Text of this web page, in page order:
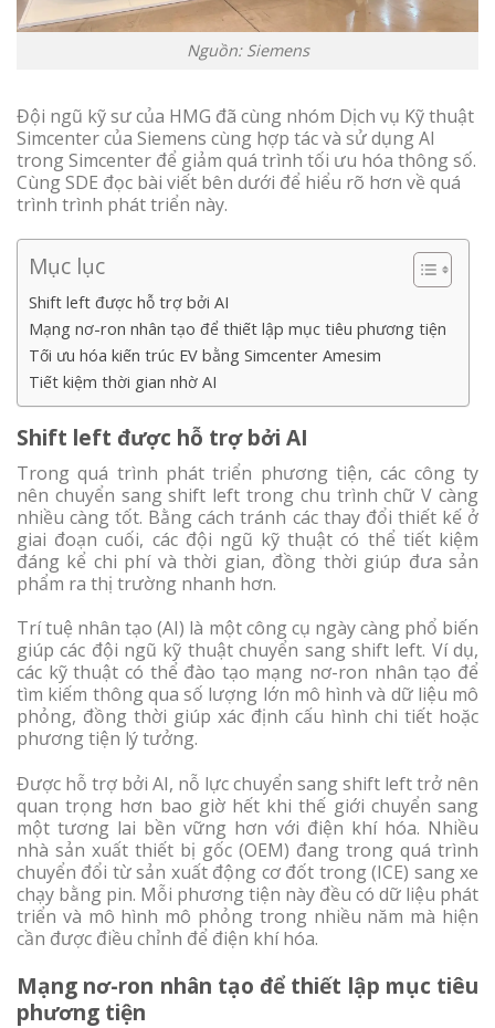
Nguồn: Siemens
Đội ngũ kỹ sư của HMG đã cùng nhóm Dịch vụ Kỹ thuật
Simcenter của Siemens cùng hợp tác và sử dụng AI
trong Simcenter để giảm quá trình tối ưu hóa thông số.
Cùng SDE đọc bài viết bên dưới để hiểu rõ hơn về quá
trình trình phát triển này.
Mục lục
Shift left được hỗ trợ bởi AI
Mạng nơ-ron nhân tạo để thiết lập mục tiêu phương tiện
Tối ưu hóa kiến ​​trúc EV bằng Simcenter Amesim
Tiết kiệm thời gian nhờ AI
Shift left được hỗ trợ bởi AI
Trong quá trình phát triển phương tiện, các công ty
nên chuyển sang shift left trong chu trình chữ V càng
nhiều càng tốt. Bằng cách tránh các thay đổi thiết kế ở
giai đoạn cuối, các đội ngũ kỹ thuật có thể tiết kiệm
đáng kể chi phí và thời gian, đồng thời giúp đưa sản
phẩm ra thị trường nhanh hơn.
Trí tuệ nhân tạo (AI) là một công cụ ngày càng phổ biến
giúp các đội ngũ kỹ thuật chuyển sang shift left. Ví dụ,
các kỹ thuật có thể đào tạo mạng nơ-ron nhân tạo để
tìm kiếm thông qua số lượng lớn mô hình và dữ liệu mô
phỏng, đồng thời giúp xác định cấu hình chi tiết hoặc
phương tiện lý tưởng.
Được hỗ trợ bởi AI, nỗ lực chuyển sang shift left trở nên
quan trọng hơn bao giờ hết khi thế giới chuyển sang
một tương lai bền vững hơn với điện khí hóa. Nhiều
nhà sản xuất thiết bị gốc (OEM) đang trong quá trình
chuyển đổi từ sản xuất động cơ đốt trong (ICE) sang xe
chạy bằng pin. Mỗi phương tiện này đều có dữ liệu phát
triển và mô hình mô phỏng trong nhiều năm mà hiện
cần được điều chỉnh để điện khí hóa.
Mạng nơ-ron nhân tạo để thiết lập mục tiêu
phương tiện